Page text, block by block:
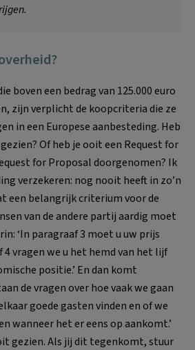
boven een bedrag van 125.000 euro
zijn verplicht de koopcriteria die ze
in een Europese aanbesteding. Heb
Of heb je ooit een Request for
for Proposal doorgenomen? Ik
verzekeren: nog nooit heeft in zo’n
een belangrijk criterium voor de
van de andere partij aardig moet
‘In paragraaf 3 moet u uw prijs
vragen we u het hemd van het lijf
positie.’ En dan komt
de vragen over hoe vaak we gaan
goede gasten vinden en of we
wanneer het er eens op aankomt.’
gezien. Als jij dit tegenkomt, stuur